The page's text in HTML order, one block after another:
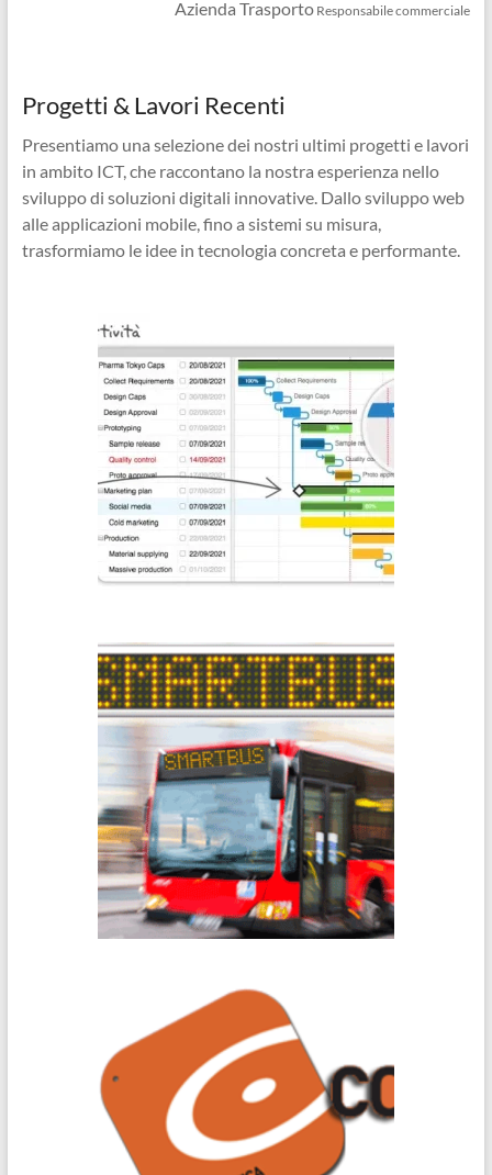
Azienda Trasporto Responsabile commerciale
Progetti & Lavori Recenti
Presentiamo una selezione dei nostri ultimi progetti e lavori
in ambito ICT, che raccontano la nostra esperienza nello
sviluppo di soluzioni digitali innovative. Dallo sviluppo web
alle applicazioni mobile, fino a sistemi su misura,
trasformiamo le idee in tecnologia concreta e performante.